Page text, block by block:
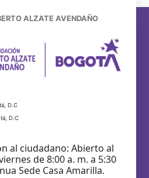
ALZATE AVENDAÑO
D.C
D.C
al ciudadano: Abierto al
de 8:00 a. m. a 5:30
Sede Casa Amarilla.